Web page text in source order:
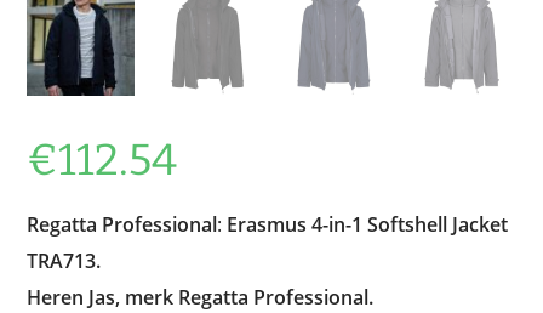
€112.54
Regatta Professional: Erasmus 4-in-1 Softshell Jacket
TRA713.
Heren Jas, merk Regatta Professional.